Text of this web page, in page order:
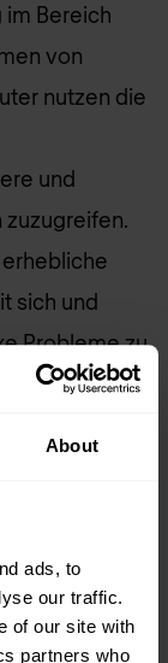
About
ads, to
our traffic.
of our site with
partners who
Bereich
von
nutzen die
und
sich und
Probleme zu
effizient
Potenzial
Parteien zu
auch